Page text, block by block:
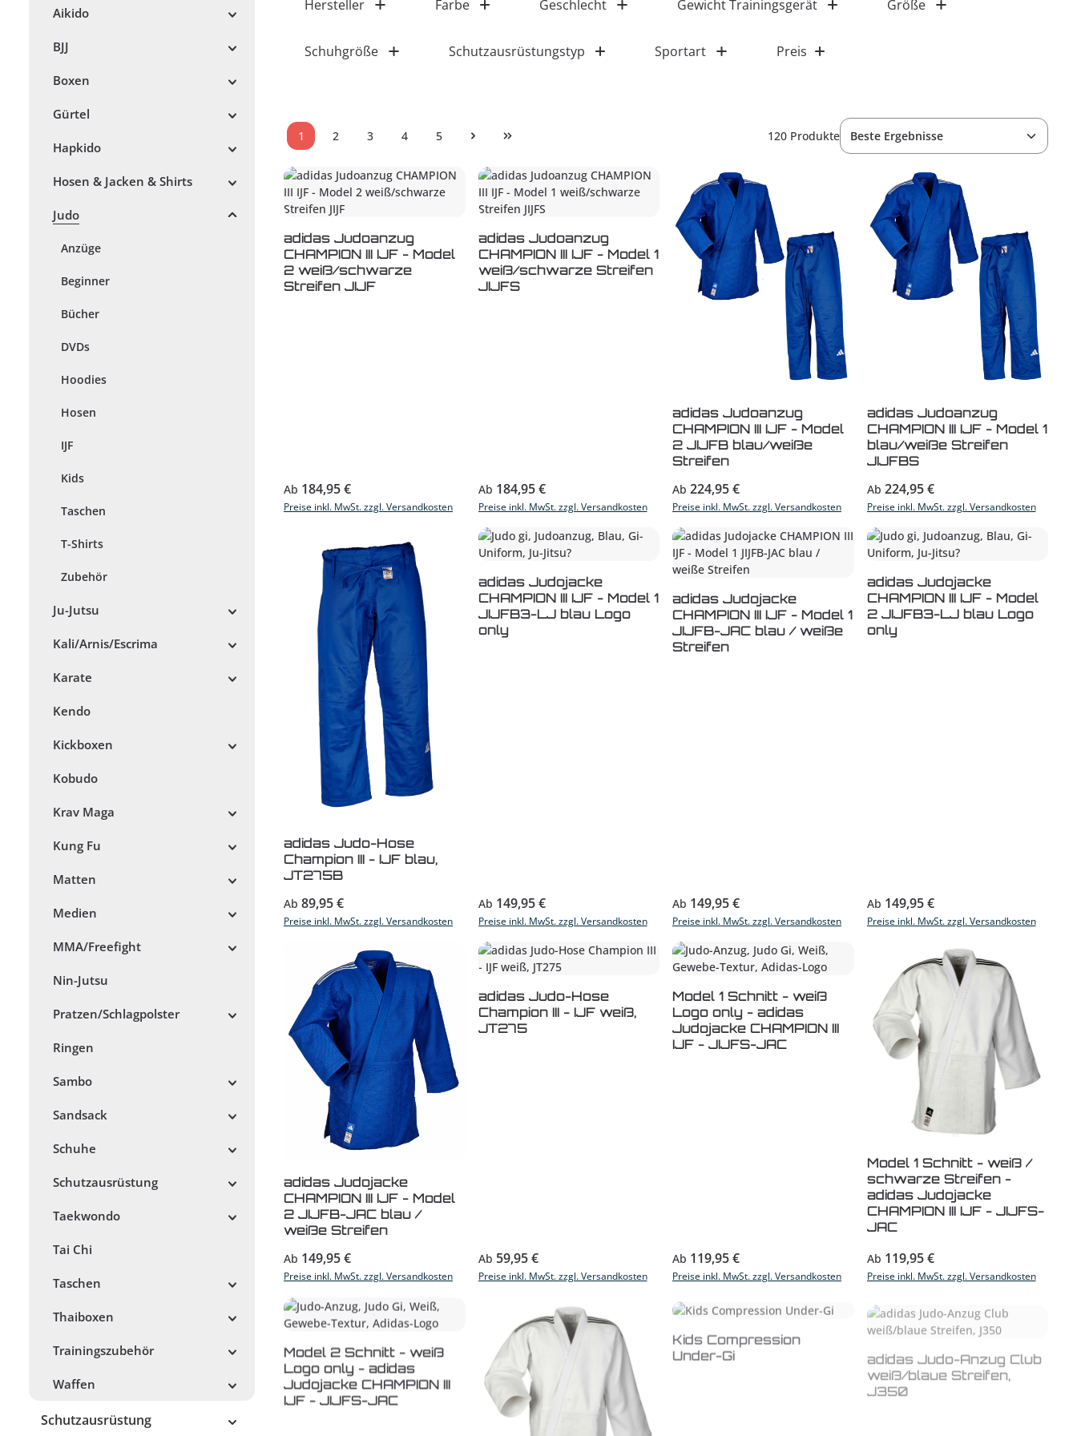
Aikido
BJJ
Boxen
Gürtel
Hapkido
Hosen & Jacken & Shirts
Judo
Anzüge
Beginner
Bücher
DVDs
Hoodies
Hosen
IJF
Kids
Taschen
T-Shirts
Zubehör
Ju-Jutsu
Kali/Arnis/Escrima
Karate
Kendo
Kickboxen
Kobudo
Krav Maga
Kung Fu
Matten
Medien
MMA/Freefight
Nin-Jutsu
Pratzen/Schlagpolster
Ringen
Sambo
Sandsack
Schuhe
Schutzausrüstung
Taekwondo
Tai Chi
Taschen
Thaiboxen
Trainingszubehör
Waffen
Schutzausrüstung
Hersteller Farbe Geschlecht Gewicht Trainingsgerät Größe
Schuhgröße Schutzausrüstungstyp Sportart Preis
Seite
1 Seite
2 Seite
3 Seite
4 Seite
5 120 Produkte
adidas Judoanzug
CHAMPION III IJF - Model
2 weiß/schwarze
Streifen JIJF
Regulärer Preis:
Ab 184,95 €
Preise inkl. MwSt. zzgl. Versandkosten
adidas Judoanzug
CHAMPION III IJF - Model 1
weiß/schwarze Streifen
JIJFS
Regulärer Preis:
Ab 184,95 €
Preise inkl. MwSt. zzgl. Versandkosten
adidas Judoanzug
CHAMPION III IJF - Model
2 JIJFB blau/weiße
Streifen
Regulärer Preis:
Ab 224,95 €
Preise inkl. MwSt. zzgl. Versandkosten
adidas Judoanzug
CHAMPION III IJF - Model 1
blau/weiße Streifen
JIJFBS
Regulärer Preis:
Ab 224,95 €
Preise inkl. MwSt. zzgl. Versandkosten
adidas Judo-Hose
Champion III - IJF blau,
JT275B
Regulärer Preis:
Ab 89,95 €
Preise inkl. MwSt. zzgl. Versandkosten
adidas Judojacke
CHAMPION III IJF - Model 1
JIJFB3-LJ blau Logo
only
Regulärer Preis:
Ab 149,95 €
Preise inkl. MwSt. zzgl. Versandkosten
adidas Judojacke
CHAMPION III IJF - Model 1
JIJFB-JAC blau / weiße
Streifen
Regulärer Preis:
Ab 149,95 €
Preise inkl. MwSt. zzgl. Versandkosten
adidas Judojacke
CHAMPION III IJF - Model
2 JIJFB3-LJ blau Logo
only
Regulärer Preis:
Ab 149,95 €
Preise inkl. MwSt. zzgl. Versandkosten
adidas Judojacke
CHAMPION III IJF - Model
2 JIJFB-JAC blau /
weiße Streifen
Regulärer Preis:
Ab 149,95 €
Preise inkl. MwSt. zzgl. Versandkosten
adidas Judo-Hose
Champion III - IJF weiß,
JT275
Regulärer Preis:
Ab 59,95 €
Preise inkl. MwSt. zzgl. Versandkosten
Model 1 Schnitt - weiß
Logo only - adidas
Judojacke CHAMPION III
IJF - JIJFS-JAC
Regulärer Preis:
Ab 119,95 €
Preise inkl. MwSt. zzgl. Versandkosten
Model 1 Schnitt - weiß /
schwarze Streifen -
adidas Judojacke
CHAMPION III IJF - JIJFS-
JAC
Regulärer Preis:
Ab 119,95 €
Preise inkl. MwSt. zzgl. Versandkosten
Model 2 Schnitt - weiß
Logo only - adidas
Judojacke CHAMPION III
IJF - JIJFS-JAC
Kids Compression
Under-Gi
adidas Judo-Anzug Club
weiß/blaue Streifen,
J350